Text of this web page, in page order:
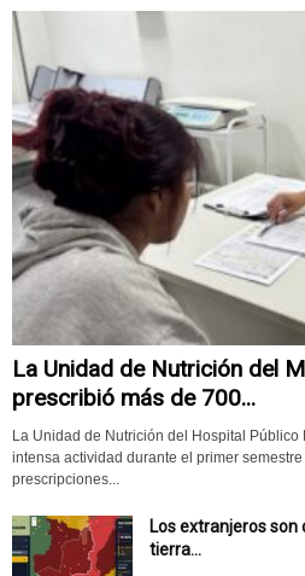
La Unidad de Nutrición del
prescribió más de 700...
La Unidad de Nutrición del Hospital
intensa actividad durante el primer
prescripciones...
Los extranjeros son
tierra...